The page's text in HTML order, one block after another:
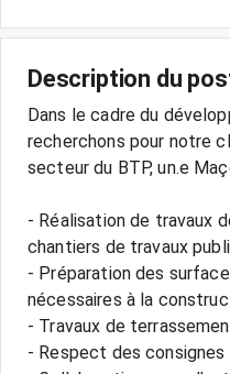
Description du
Dans le cadre du
recherchons pour notre
secteur du BTP, un.e
- Réalisation de travaux
chantiers de travaux
- Préparation des
nécessaires à la
- Travaux de
- Respect des